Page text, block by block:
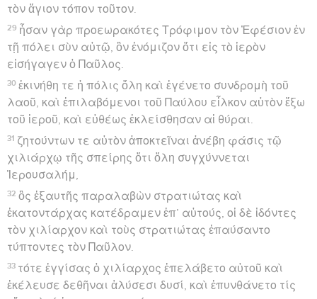
τὸν ἅγιον τόπον τοῦτον.
29 ἦσαν γὰρ προεωρακότες Τρόφιμον τὸν Ἐφέσιον ἐν
τῇ πόλει σὺν αὐτῷ, ὃν ἐνόμιζον ὅτι εἰς τὸ ἱερὸν
εἰσήγαγεν ὁ Παῦλος.
30 ἐκινήθη τε ἡ πόλις ὅλη καὶ ἐγένετο συνδρομὴ τοῦ
λαοῦ, καὶ ἐπιλαβόμενοι τοῦ Παύλου εἷλκον αὐτὸν ἔξω
τοῦ ἱεροῦ, καὶ εὐθέως ἐκλείσθησαν αἱ θύραι.
31 ζητούντων τε αὐτὸν ἀποκτεῖναι ἀνέβη φάσις τῷ
χιλιάρχῳ τῆς σπείρης ὅτι ὅλη συγχύννεται
Ἰερουσαλήμ,
32 ὃς ἐξαυτῆς παραλαβὼν στρατιώτας καὶ
ἑκατοντάρχας κατέδραμεν ἐπ’ αὐτούς, οἱ δὲ ἰδόντες
τὸν χιλίαρχον καὶ τοὺς στρατιώτας ἐπαύσαντο
τύπτοντες τὸν Παῦλον.
33 τότε ἐγγίσας ὁ χιλίαρχος ἐπελάβετο αὐτοῦ καὶ
ἐκέλευσε δεθῆναι ἁλύσεσι δυσί, καὶ ἐπυνθάνετο τίς